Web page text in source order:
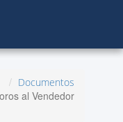
Documentos
al Vendedor